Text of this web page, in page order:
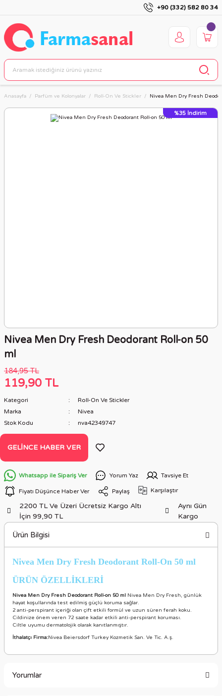
+90 (332) 582 80 34
Anasayfa Parfüm ve Kolonyalar Roll-On Ve Stickler Nivea Men Dry Fresh
%35 İndirim
Nivea Men Dry Fresh Deodorant Roll-on 50
ml
184,95 TL
119,90 TL
Kategori
Roll-On Ve Stickler
Marka
Nivea
Stok Kodu
nva42349747
GELINCE HABER VER
Whatsapp ile Sipariş Ver Yorum Yaz Tavsiye Et
Fiyatı Düşünce Haber Ver Paylaş Karşılaştır
2200 TL Ve Üzeri Ücretsiz Kargo Altı
İçin 99,90 TL
Aynı Gün
Kargo
Ürün Bilgisi
Nivea Men Dry Fresh Deodorant Roll-On 50 ml
ÜRÜN ÖZELLİKLERİ
Nivea Men Dry Fresh Deodorant Roll-on 50 ml Nivea Men Dry Fresh, günlük
hayat koşullarında test edilmiş güçlü koruma sağlar.
2 anti-perspirant içeriği olan çift etkili formül ve uzun süren ferah koku.
Cildinize önem veren 72 saate kadar etkili anti-perspirant koruması.
Ciltle uyumu dermatolojik olarak kanıtlanmıştır.
İthalatçı Firma:Nivea Beiersdorf Turkey Kozmetik San. Ve Tic. A.ş.
Yorumlar